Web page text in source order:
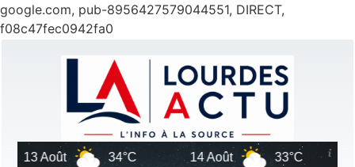
google.com, pub-8956427579044551, DIRECT,
f08c47fec0942fa0
13 Août 34°C 14 Août 33°C